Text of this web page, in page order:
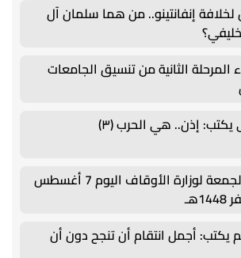
إنفانتينو.. من هما سلمان آل
المرحلة الثانية من تنسيق الجامعات
إذن.. هي الحرب (٣)
ملخص خطبة الجمعة لوزارة الأوقاف اليوم 7 أغسطس
يكتب: أجمل انتقام أن تنجح دون أن